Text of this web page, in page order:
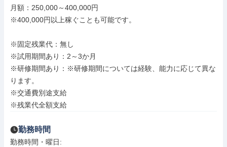
月額：250,000～400,000円
※400,000円以上稼ぐことも可能です。
※固定残業代：無し
※試用期間あり：2～3か月
※研修期間あり：※研修期間については経験、能力に応じて異な
ります。
※交通費別途支給
※残業代全額支給
勤務時間
勤務時間・曜日: